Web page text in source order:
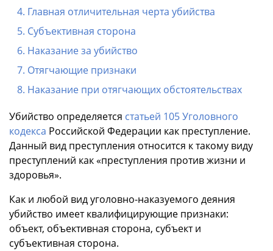
Главная отличительная черта убийства
Субъективная сторона
Наказание за убийство
Отягчающие признаки
Наказание при отягчающих обстоятельствах
Убийство определяется статьей 105 Уголовного
кодекса Российской Федерации как преступление.
Данный вид преступления относится к такому виду
преступлений как «преступления против жизни и
здоровья».
Как и любой вид уголовно-наказуемого деяния
убийство имеет квалифицирующие признаки:
объект, объективная сторона, субъект и
субъективная сторона.